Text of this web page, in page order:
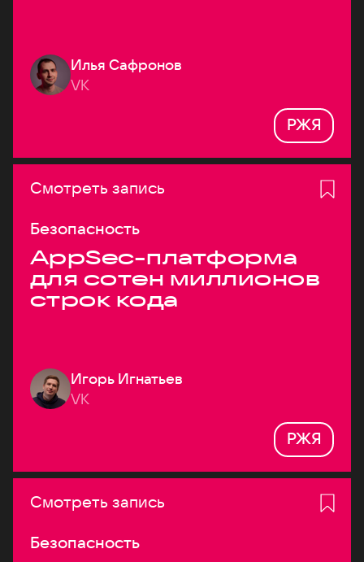
Илья Сафронов
VK
РЖЯ
Смотреть запись
Безопасность
AppSec-платформа
для сотен миллионов
строк кода
Игорь Игнатьев
VK
РЖЯ
Смотреть запись
Безопасность